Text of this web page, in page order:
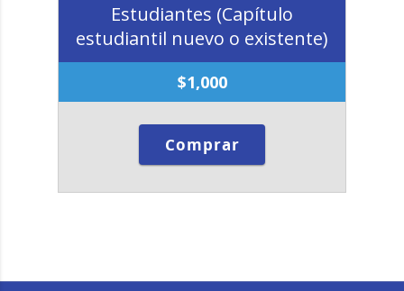
Estudiantes (Capítulo
estudiantil nuevo o existente)
$1,000
Comprar